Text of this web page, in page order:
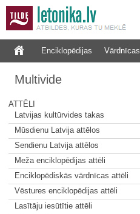
Enciklopēdijas Vārdnīcas
Multivide
ATTĒLI
Latvijas kultūrvides takas
Mūsdienu Latvija attēlos
Sendienu Latvija attēlos
Meža enciklopēdijas attēli
Enciklopēdiskās vārdnīcas attēli
Vēstures enciklopēdijas attēli
Lasītāju iesūtītie attēli